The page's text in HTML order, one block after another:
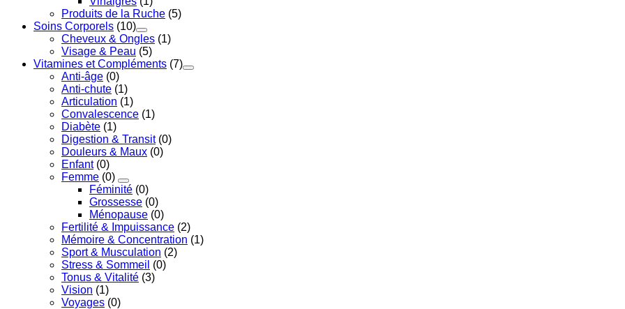
Produits de la Ruche (5)
Soins Corporels (10)
Cheveux & Ongles (1)
Visage & Peau (5)
Vitamines et Compléments (7)
Anti-âge (0)
Anti-chute (1)
Articulation (1)
Convalescence (1)
Diabète (1)
Digestion & Transit (0)
Douleurs & Maux (0)
Enfant (0)
Femme (0)
Féminité (0)
Grossesse (0)
Ménopause (0)
Fertilité & Impuissance (2)
Mémoire & Concentration (1)
Sport & Musculation (2)
Stress & Sommeil (0)
Tonus & Vitalité (3)
Vision (1)
Voyages (0)